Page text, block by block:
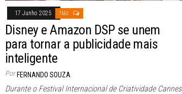
17 Junho 2025 Não
Disney e Amazon DSP se unem
para tornar a publicidade mais
inteligente
Por FERNANDO SOUZA
Durante o Festival Internacional de Criatividade Cannes